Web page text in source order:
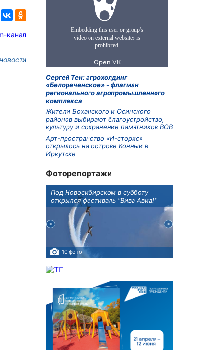
канал
Сергей Тен: агрохолдинг
«Белореченское» - флагман
регионального агропромышленного
комплекса
Жители Боханского и Осинского
районов выбирают благоустройство,
культуру и сохранение памятников ВОВ
Арт-пространство «И-сторис»
открылось на острове Конный в
Иркутске
Фоторепортажи
Под Новосибирском в субботу
открылся фестиваль "Вива Авиа!"
10 фото